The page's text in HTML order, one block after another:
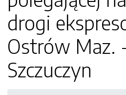
drogi
Ostrów Maz.
Szczuczyn